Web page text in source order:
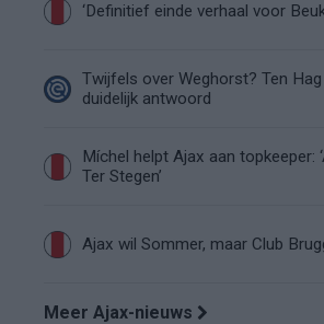
‘Definitief einde verhaal voor
Twijfels over Weghorst? Ten
duidelijk antwoord
Míchel helpt Ajax aan topkeeper:
Ter Stegen’
Ajax wil Sommer, maar Club
Meer Ajax-nieuws